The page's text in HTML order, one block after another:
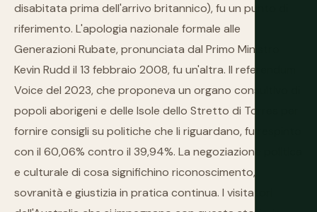
disabitata prima dell'arrivo britannico), fu un punto di
riferimento. L'apologia nazionale formale alle
Generazioni Rubate, pronunciata dal Primo Ministro
Kevin Rudd il 13 febbraio 2008, fu un'altra. Il referendum
Voice del 2023, che proponeva un organo consultivo di
popoli aborigeni e delle Isole dello Stretto di Torres per
fornire consigli su politiche che li riguardano, fu respinto
con il 60,06% contro il 39,94%. La negoziazione politica
e culturale di cosa significhino riconoscimento,
sovranità e giustizia in pratica continua. I visitatori